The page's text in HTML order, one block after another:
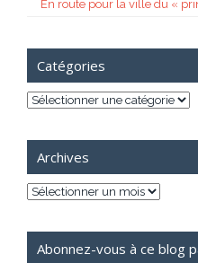
En route pour la ville du «
Catégories
Catégories
Archives
Archives
Abonnez-vous à ce blog